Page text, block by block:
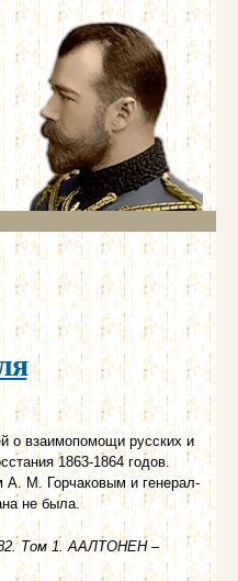
взаимопомощи русских и
1863-1864 годов.
А. М. Горчаковым и генерал-
не была.
Том 1. ААЛТОНЕН –